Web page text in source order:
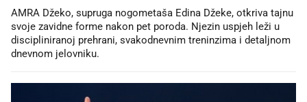
AMRA Džeko, supruga nogometaša Edina Džeke, otkriva tajnu
svoje zavidne forme nakon pet poroda. Njezin uspjeh leži u
discipliniranoj prehrani, svakodnevnim treninzima i detaljnom
dnevnom jelovniku.